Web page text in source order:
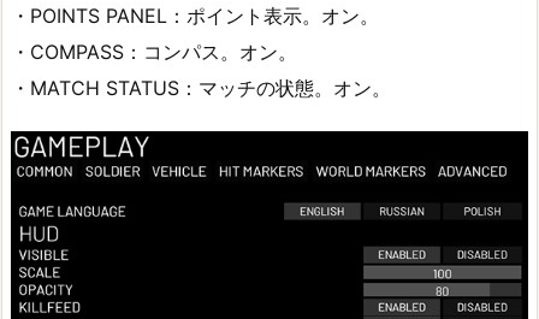
・POINTS PANEL：ポイント表示。オン。
・COMPASS：コンパス。オン。
・MATCH STATUS：マッチの状態。オン。